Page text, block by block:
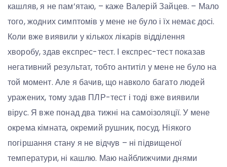
кашляв, я не пам’ятаю, – каже Валерій Зайцев. – Мало
того, жодних симптомів у мене не було і їх немає досі.
Коли вже виявили у кількох лікарів відділення
хворобу, здав експрес-тест. І експрес-тест показав
негативний результат, тобто антитіл у мене не було на
той момент. Але я бачив, що навколо багато людей
уражених, тому здав ПЛР-тест і тоді вже виявили
вірус. Я вже понад два тижні на самоізоляції. У мене
окрема кімната, окремий рушник, посуд. Ніякого
погіршання стану я не відчув – ні підвищеної
температури, ні кашлю. Маю найближчими днями